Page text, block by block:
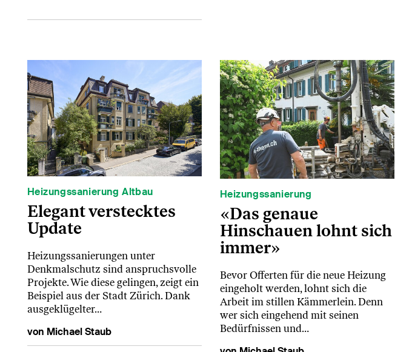
Heizungssanierung Altbau
Elegant verstecktes
Update
Heizungssanierungen unter
Denkmalschutz sind anspruchsvolle
Projekte. Wie diese gelingen, zeigt ein
Beispiel aus der Stadt Zürich. Dank
ausgeklügelter…
von Michael Staub
Heizungssanierung
«Das genaue
Hinschauen lohnt sich
immer»
Bevor Offerten für die neue Heizung
eingeholt werden, lohnt sich die
Arbeit im stillen Kämmerlein. Denn
wer sich eingehend mit seinen
Bedürfnissen und…